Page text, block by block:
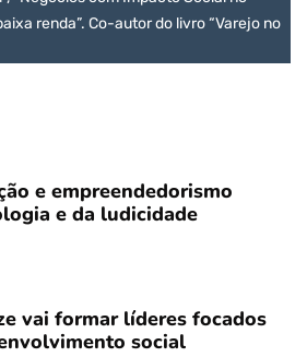
renda”. Co-autor do livro “Varejo no
e empreendedorismo
e da ludicidade
vai formar líderes focados
social